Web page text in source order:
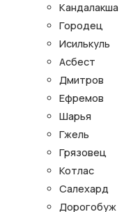
Кандалакша
Городец
Исилькуль
Асбест
Дмитров
Ефремов
Шарья
Гжель
Грязовец
Котлас
Салехард
Дорогобуж